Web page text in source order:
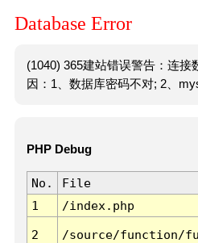
Database Error
(1040) 365建站错误警告：连接
因：1、数据库密码不对; 2、
PHP Debug
No. File
1
/index.php
2 /source/function/